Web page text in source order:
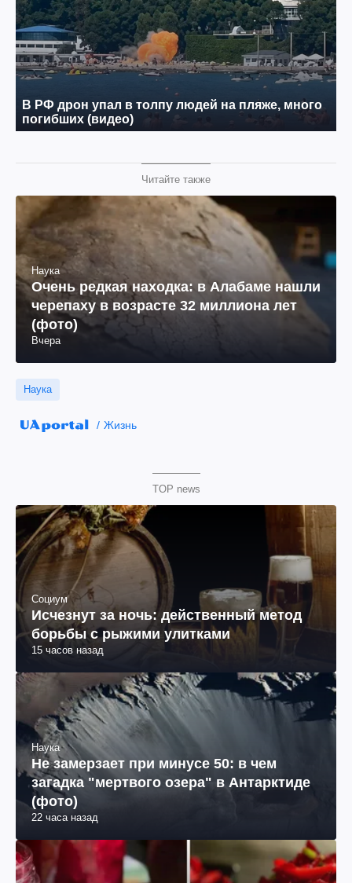
Читайте также
Наука
Очень редкая находка: в Алабаме нашли
черепаху в возрасте 32 миллиона лет
(фото)
Вчера
Наука
Жизнь
TOP news
Социум
Исчезнут за ночь: действенный метод
борьбы с рыжими улитками
15 часов назад
Наука
Не замерзает при минусе 50: в чем
загадка "мертвого озера" в Антарктиде
(фото)
22 часа назад